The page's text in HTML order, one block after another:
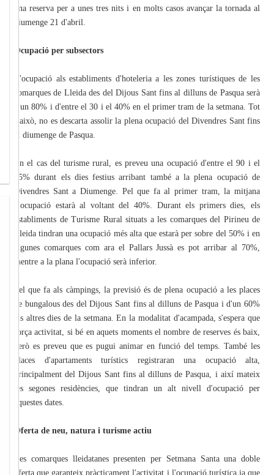
una reserva per a unes tres nits i en molts casos avançar la tornada al
diumenge 21 d'abril.
Ocupació per subsectors
L'ocupació als establiments d'hoteleria a les zones turístiques de les
comarques de Lleida des del Dijous Sant fins al dilluns de Pasqua serà
d'un 80% i d'entre el 30 i el 40% en el primer tram de la setmana. Tot
i això, no es descarta assolir la plena ocupació del Divendres Sant fins
al diumenge de Pasqua.
En el cas del turisme rural, es preveu una ocupació d'entre el 90 i el
95% durant els dies festius arribant també a la plena ocupació de
Divendres Sant a Diumenge. Pel que fa al primer tram, la mitjana
d'ocupació estarà al voltant del 40%. Durant els primers dies, els
establiments de Turisme Rural situats a les comarques del Pirineu de
Lleida tindran una ocupació més alta que estarà per sobre del 50% i en
algunes comarques com ara el Pallars Jussà es pot arribar al 70%,
mentre a la plana l'ocupació serà inferior.
Pel que fa als càmpings, la previsió és de plena ocupació a les places
de bungalous des del Dijous Sant fins al dilluns de Pasqua i d'un 60%
els altres dies de la setmana. En la modalitat d'acampada, s'espera que
força activitat, si bé en aquets moments el nombre de reserves és baix,
però es preveu que es pugui animar en funció del temps. També les
places d'apartaments turístics registraran una ocupació alta,
principalment del Dijous Sant fins al dilluns de Pasqua, i així mateix
les segones residències, que tindran un alt nivell d'ocupació per
aquestes dates.
Oferta de neu, natura i turisme actiu
Les comarques lleidatanes presenten per Setmana Santa una doble
oferta que garanteix pràcticament l'activitat i l'ocupació turística ja que